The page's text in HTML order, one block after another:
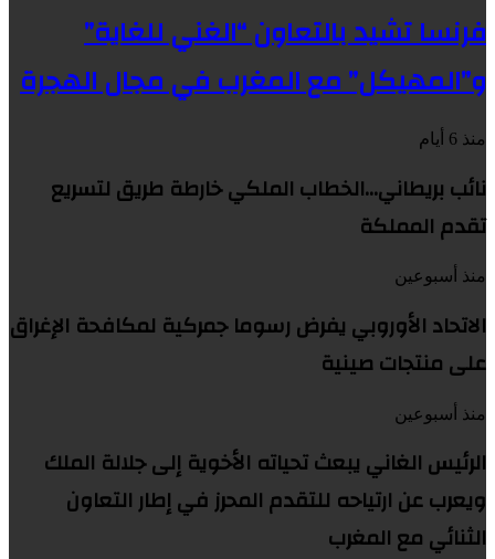
فرنسا تشيد بالتعاون “الغني للغاية”
و”المهيكل” مع المغرب في مجال الهجرة
منذ 6 أيام
نائب بريطاني…الخطاب الملكي خارطة طريق لتسريع
تقدم المملكة
منذ أسبوعين
الاتحاد الأوروبي يفرض رسوما جمركية لمكافحة الإغراق
على منتجات صينية
منذ أسبوعين
الرئيس الغاني يبعث تحياته الأخوية إلى جلالة الملك
ويعرب عن ارتياحه للتقدم المحرز في إطار التعاون
الثنائي مع المغرب